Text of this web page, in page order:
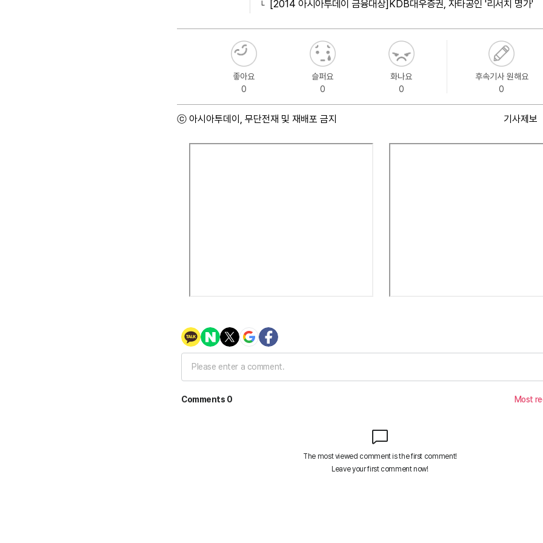
[2014 아시아투데이 금융대상]KDB대우증권, 자타공인 '리서치 명가'
좋아요
0
슬퍼요
0
화나요
0
후속기사 원해요
0
ⓒ 아시아투데이, 무단전재 및 재배포 금지 기사제보